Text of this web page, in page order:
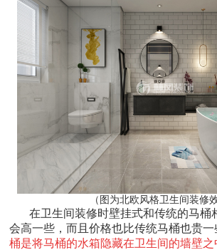
（图为北欧风格卫生间装修
在卫生间装修时壁挂式和传统的马桶
会高一些，而且价格也比传统马桶也贵
桶是将马桶的水箱隐藏在卫生间的墙壁